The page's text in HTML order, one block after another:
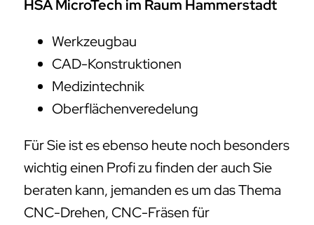
HSA MicroTech im Raum Hammerstadt
Werkzeugbau
CAD-Konstruktionen
Medizintechnik
Oberflächenveredelung
Für Sie ist es ebenso heute noch besonders
wichtig einen Profi zu finden der auch Sie
beraten kann, jemanden es um das Thema
CNC-Drehen, CNC-Fräsen für